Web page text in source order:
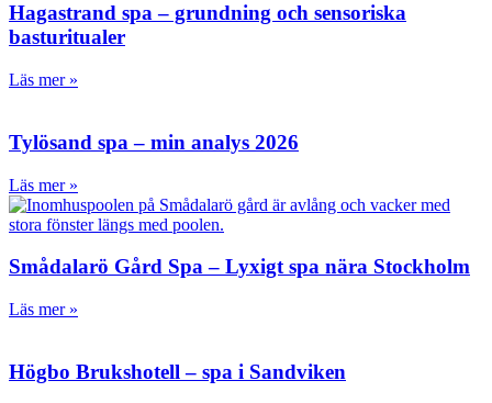
Hagastrand spa – grundning och sensoriska
basturitualer
Läs mer »
Tylösand spa – min analys 2026
Läs mer »
Smådalarö Gård Spa – Lyxigt spa nära Stockholm
Läs mer »
Högbo Brukshotell – spa i Sandviken